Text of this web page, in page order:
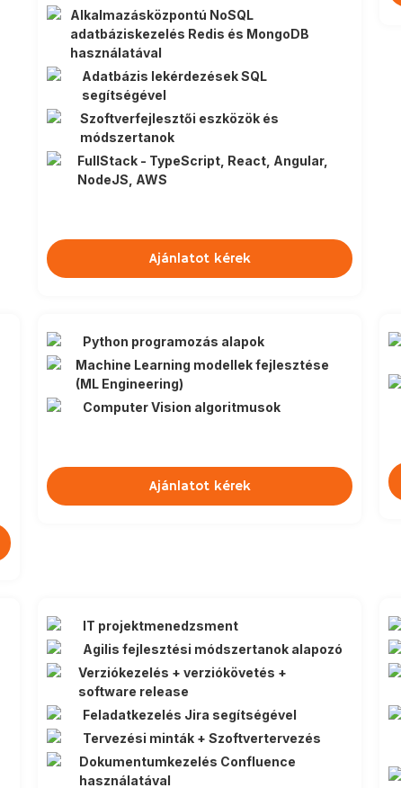
Alkalmazásközpontú NoSQL
adatbáziskezelés Redis és MongoDB
használatával
Adatbázis lekérdezések SQL
segítségével
Szoftverfejlesztői eszközök és
módszertanok
FullStack - TypeScript, React, Angular,
NodeJS, AWS
Ajánlatot kérek
Python programozás alapok
Machine Learning modellek fejlesztése
(ML Engineering)
Computer Vision algoritmusok
Ajánlatot kérek
IT projektmenedzsment
Agilis fejlesztési módszertanok alapozó
Verziókezelés + verziókövetés +
software release
Feladatkezelés Jira segítségével
Tervezési minták + Szoftvertervezés
Dokumentumkezelés Confluence
használatával